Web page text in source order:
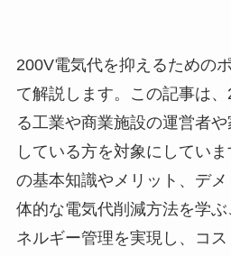
200V電気代を抑えるための
て解説します。この記事は
る工業や商業施設の運営者
している方を対象にしてい
の基本知識やメリット、デ
体的な電気代削減方法を学
ネルギー管理を実現し、コ